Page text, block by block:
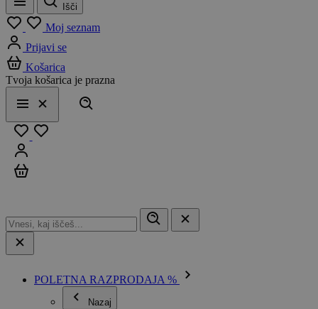
Meni
Išči
Moj seznam
Prijavi se
Košarica
Tvoja košarica je prazna
Meni
Zapri
POLETNA RAZPRODAJA %
Nazaj